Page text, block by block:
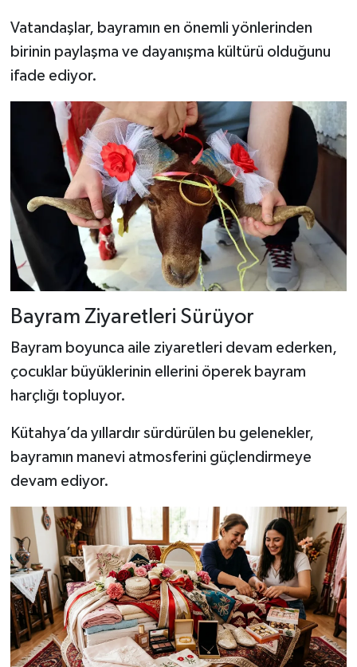
Vatandaşlar, bayramın en önemli yönlerinden
birinin paylaşma ve dayanışma kültürü olduğunu
ifade ediyor.
Bayram Ziyaretleri Sürüyor
Bayram boyunca aile ziyaretleri devam ederken,
çocuklar büyüklerinin ellerini öperek bayram
harçlığı topluyor.
Kütahya’da yıllardır sürdürülen bu gelenekler,
bayramın manevi atmosferini güçlendirmeye
devam ediyor.